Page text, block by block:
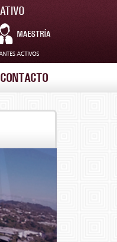
CONTACTO